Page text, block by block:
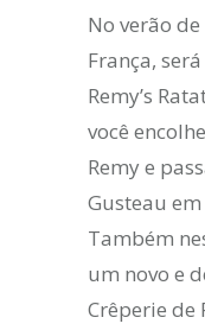
No verão
França,
Remy’s
você
Remy e
Gusteau
Também
um novo e
Crêperie de